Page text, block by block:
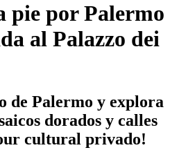
pie por Palermo
al Palazzo dei
de Palermo y explora
dorados y calles
cultural privado!